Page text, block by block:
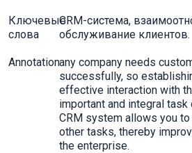
Ключевые
слова
CRM-система,
обслуживание клиентов.
Annotationany company needs
successfully, so
effective interaction with
important and integral task
CRM system allows you
other tasks, thereby
the enterprise.